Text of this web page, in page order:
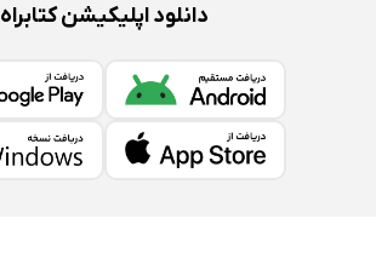
دانلود اپلیکیشن کتابراه